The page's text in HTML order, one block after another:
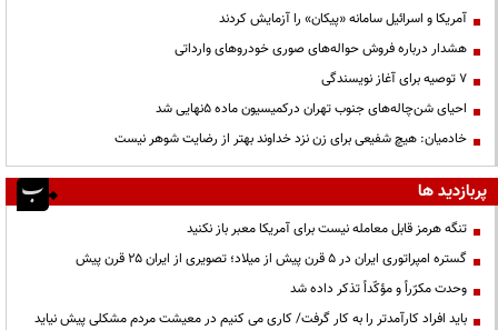
آمریکا و اسرائیل سامانه «پیکان» را آزمایش کردند
هشدار درباره فروش حواله‌های صوری خودروهای وارداتی
۷ توصیه برای آغاز نویسندگی
احیای شن‌چاله‌های جنوب تهران درکمیسیون ماده ۵نهایی شد
خادمیان: هیچ شفیعی برای زن نزد خداوند بهتر از رضایت شوهر نیست
پربازدید ها
تنگه هرمز قابل معامله نیست برای آمریکا معبر باز نکنید
گستره امپراتوری ایران در ۵ قرن پیش از میلاد؛ تصویری از ایران ۲۵ قرن پیش
وحدت مکرّراً و مؤکّداً تذکر داده شد
باید افراد کارآمدتر را به کار گرفت/ کاری می کنیم در معیشت مردم مشکلی پیش نیاید